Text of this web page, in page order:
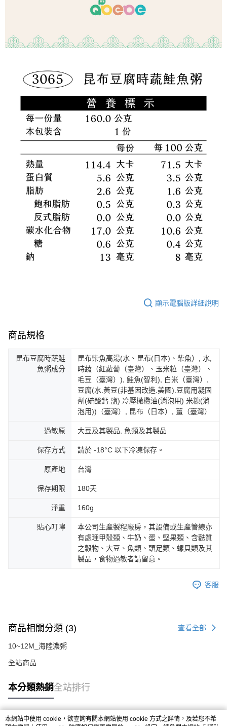
顯示電腦版詳細說明
商品規格
昆布豆腐時蔬鮭
魚粥成分
昆布柴魚高湯(水、昆布(日本)、柴魚）, 水,
時蔬（紅蘿蔔（臺灣）、玉米粒（臺灣）、
毛豆（臺灣）), 鮭魚(智利), 白米（臺灣）,
豆腐(水.黃豆(非基因改造.美國).豆腐用凝固
劑(硫酸鈣.鹽).冷壓橄欖油(消泡用).米糠(消
泡用))（臺灣）, 昆布（日本）, 薑（臺灣）
過敏原 大豆及其製品, 魚類及其製品
保存方式 請於 -18°C 以下冷凍保存。
原產地 台灣
保存期限 180天
淨重 160g
貼心叮嚀
本公司生產製程廠房，其設備或生產管線亦
有處理甲殼類、牛奶、蛋、堅果類、含麩質
之穀物、大豆、魚類、頭足類、螺貝類及其
製品，食物過敏者請留意。
客服
商品相關分類 (3) 查看全部
10~12M_海陸濃粥
全站商品
本分類熱銷全站排行
本網站中使用 cookie，欲查詢有關本網站使用 cookie 方式之詳情，及若您不希